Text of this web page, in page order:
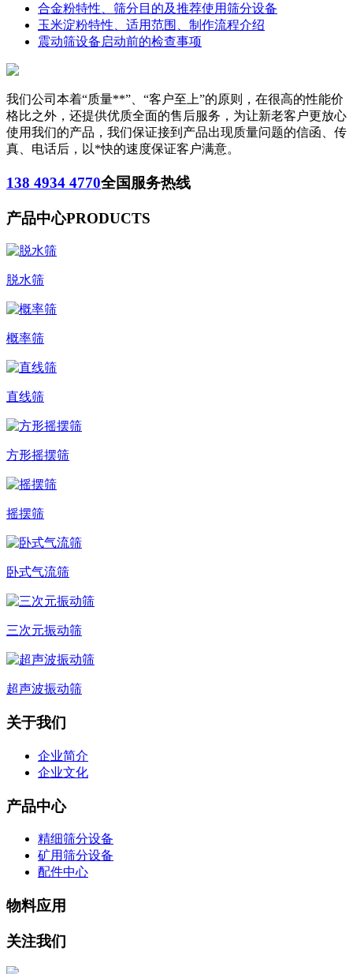
合金粉特性、筛分目的及推荐使用筛分设备
玉米淀粉特性、适用范围、制作流程介绍
震动筛设备启动前的检查事项
我们公司本着“质量**”、“客户至上”的原则，在很高的性能价
格比之外，还提供优质全面的售后服务，为让新老客户更放心
使用我们的产品，我们保证接到产品出现质量问题的信函、传
真、电话后，以*快的速度保证客户满意。
138 4934 4770全国服务热线
产品中心PRODUCTS
脱水筛
概率筛
直线筛
方形摇摆筛
摇摆筛
卧式气流筛
三次元振动筛
超声波振动筛
关于我们
企业简介
企业文化
产品中心
精细筛分设备
矿用筛分设备
配件中心
物料应用
关注我们